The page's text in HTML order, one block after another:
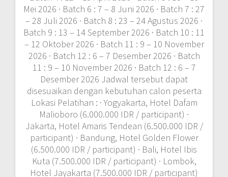
menyesuaikan dengan jumlah peserta (on call).
*Please feel free to contact us. Apabila
perusahaan membutuhkan paket in house
training, anggaran investasi pelatihan dapat
menyesuaikan dengan anggaran perusahaan.
Fasilitas Pelatihan di pusat training untuk Paket
Group (Minimal 2 orang peserta dari
perusahaan yang sama): · FREE Airport pickup
service (Gratis Antar jemput Hotel/Bandara) ·
FREE Transportasi Peserta ke tempat pelatihan
. · Module / Handout · FREE Flashdisk · Sertifikat
· FREE Bag or bagpackers (Tas Training) ·
Training Kit (Dokumentasi photo, Blocknote,
ATK, etc) · 2xCoffe Break & 1 Lunch, Dinner ·